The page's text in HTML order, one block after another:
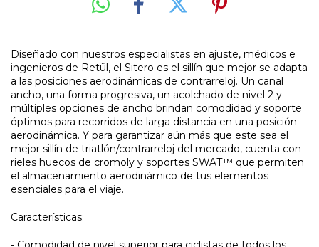
Diseñado con nuestros especialistas en ajuste, médicos e
ingenieros de Retül, el Sitero es el sillín que mejor se adapta
a las posiciones aerodinámicas de contrarreloj. Un canal
ancho, una forma progresiva, un acolchado de nivel 2 y
múltiples opciones de ancho brindan comodidad y soporte
óptimos para recorridos de larga distancia en una posición
aerodinámica. Y para garantizar aún más que este sea el
mejor sillín de triatlón/contrarreloj del mercado, cuenta con
rieles huecos de cromoly y soportes SWAT™ que permiten
el almacenamiento aerodinámico de tus elementos
esenciales para el viaje.
Características: